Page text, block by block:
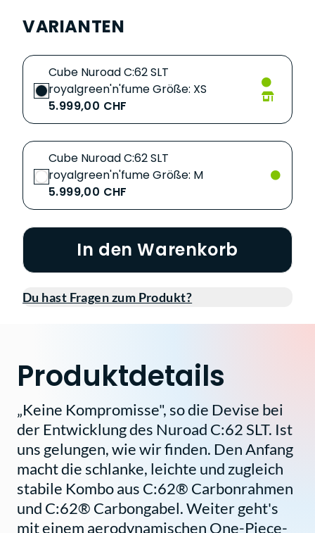
VARIANTEN
Cube Nuroad C:62 SLT
royalgreen'n'fume Größe: XS
5.999,00 CHF
Cube Nuroad C:62 SLT
royalgreen'n'fume Größe: M
5.999,00 CHF
In den Warenkorb
Du hast Fragen zum Produkt?
Produktdetails
„Keine Kompromisse", so die Devise bei
der Entwicklung des Nuroad C:62 SLT. Ist
uns gelungen, wie wir finden. Den Anfang
macht die schlanke, leichte und zugleich
stabile Kombo aus C:62® Carbonrahmen
und C:62® Carbongabel. Weiter geht's
mit einem aerodynamischen One-Piece-